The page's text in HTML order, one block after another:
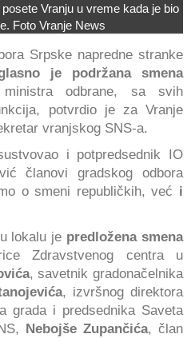
Vranju u vreme kada je bio
Foto Vranje News
Srpske napredne stranke
je podržana smena
odbrane, sa svih
potvrdio je za Vranje
vranjskog SNS-a.
i potpredsednik IO
članovi gradskog odbora
o smeni republičkih, već i
lokalu je predložena smena
Zdravstvenog centra u
, savetnik gradonačelnika
, izvršnog direktora
grada i predsednika Saveta
Nebojše Zupančića, član